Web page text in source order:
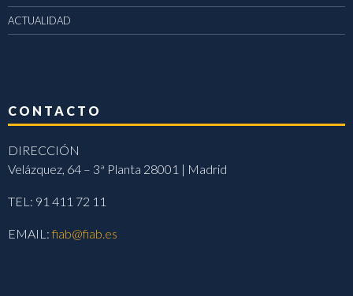
ACTUALIDAD
CONTACTO
DIRECCIÓN
Velázquez, 64 – 3ª Planta 28001 | Madrid
TEL: 91 411 72 11
EMAIL:fiab@fiab.es